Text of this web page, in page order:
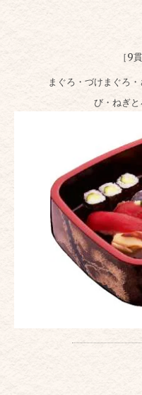
［9貫
まぐろ・づけまぐろ
び・ねぎ